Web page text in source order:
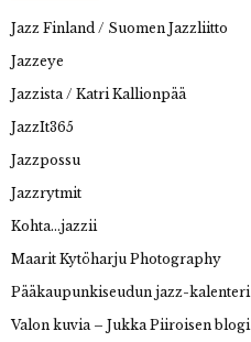
Jazz Finland / Suomen Jazzliitto
Jazzeye
Jazzista / Katri Kallionpää
JazzIt365
Jazzpossu
Jazzrytmit
Kohta…jazzii
Maarit Kytöharju Photography
Pääkaupunkiseudun jazz-kalenteri
Valon kuvia – Jukka Piiroisen blogi